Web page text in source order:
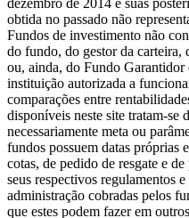
dezembro de 2014 e suas
obtida no passado não
Fundos de investimento não
do fundo, do gestor da carteira,
ou, ainda, do Fundo
instituição autorizada a
comparações entre
disponíveis neste site tratam-se
necessariamente meta ou
fundos possuem datas próprias
cotas, de pedido de resgate e
seus respectivos regulamentos
administração cobradas pelos
que estes podem fazer em